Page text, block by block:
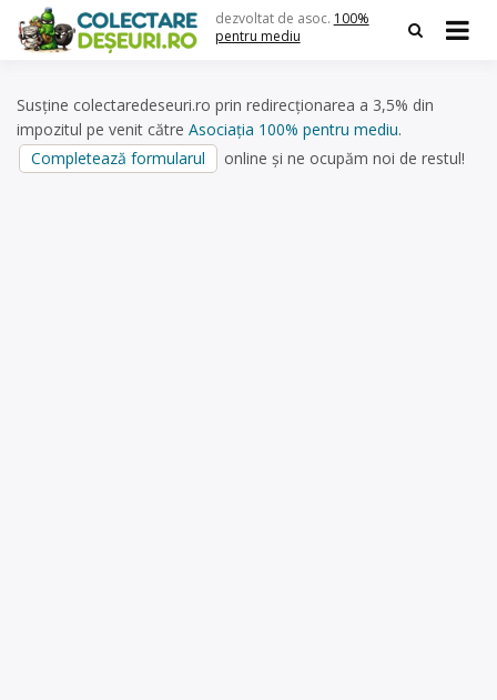
content
dezvoltat de asoc. 100%
pentru mediu
Susține colectaredeseuri.ro prin redirecționarea a 3,5% din
impozitul pe venit către Asociația 100% pentru mediu.
Completează formularul
online și ne ocupăm noi de restul!